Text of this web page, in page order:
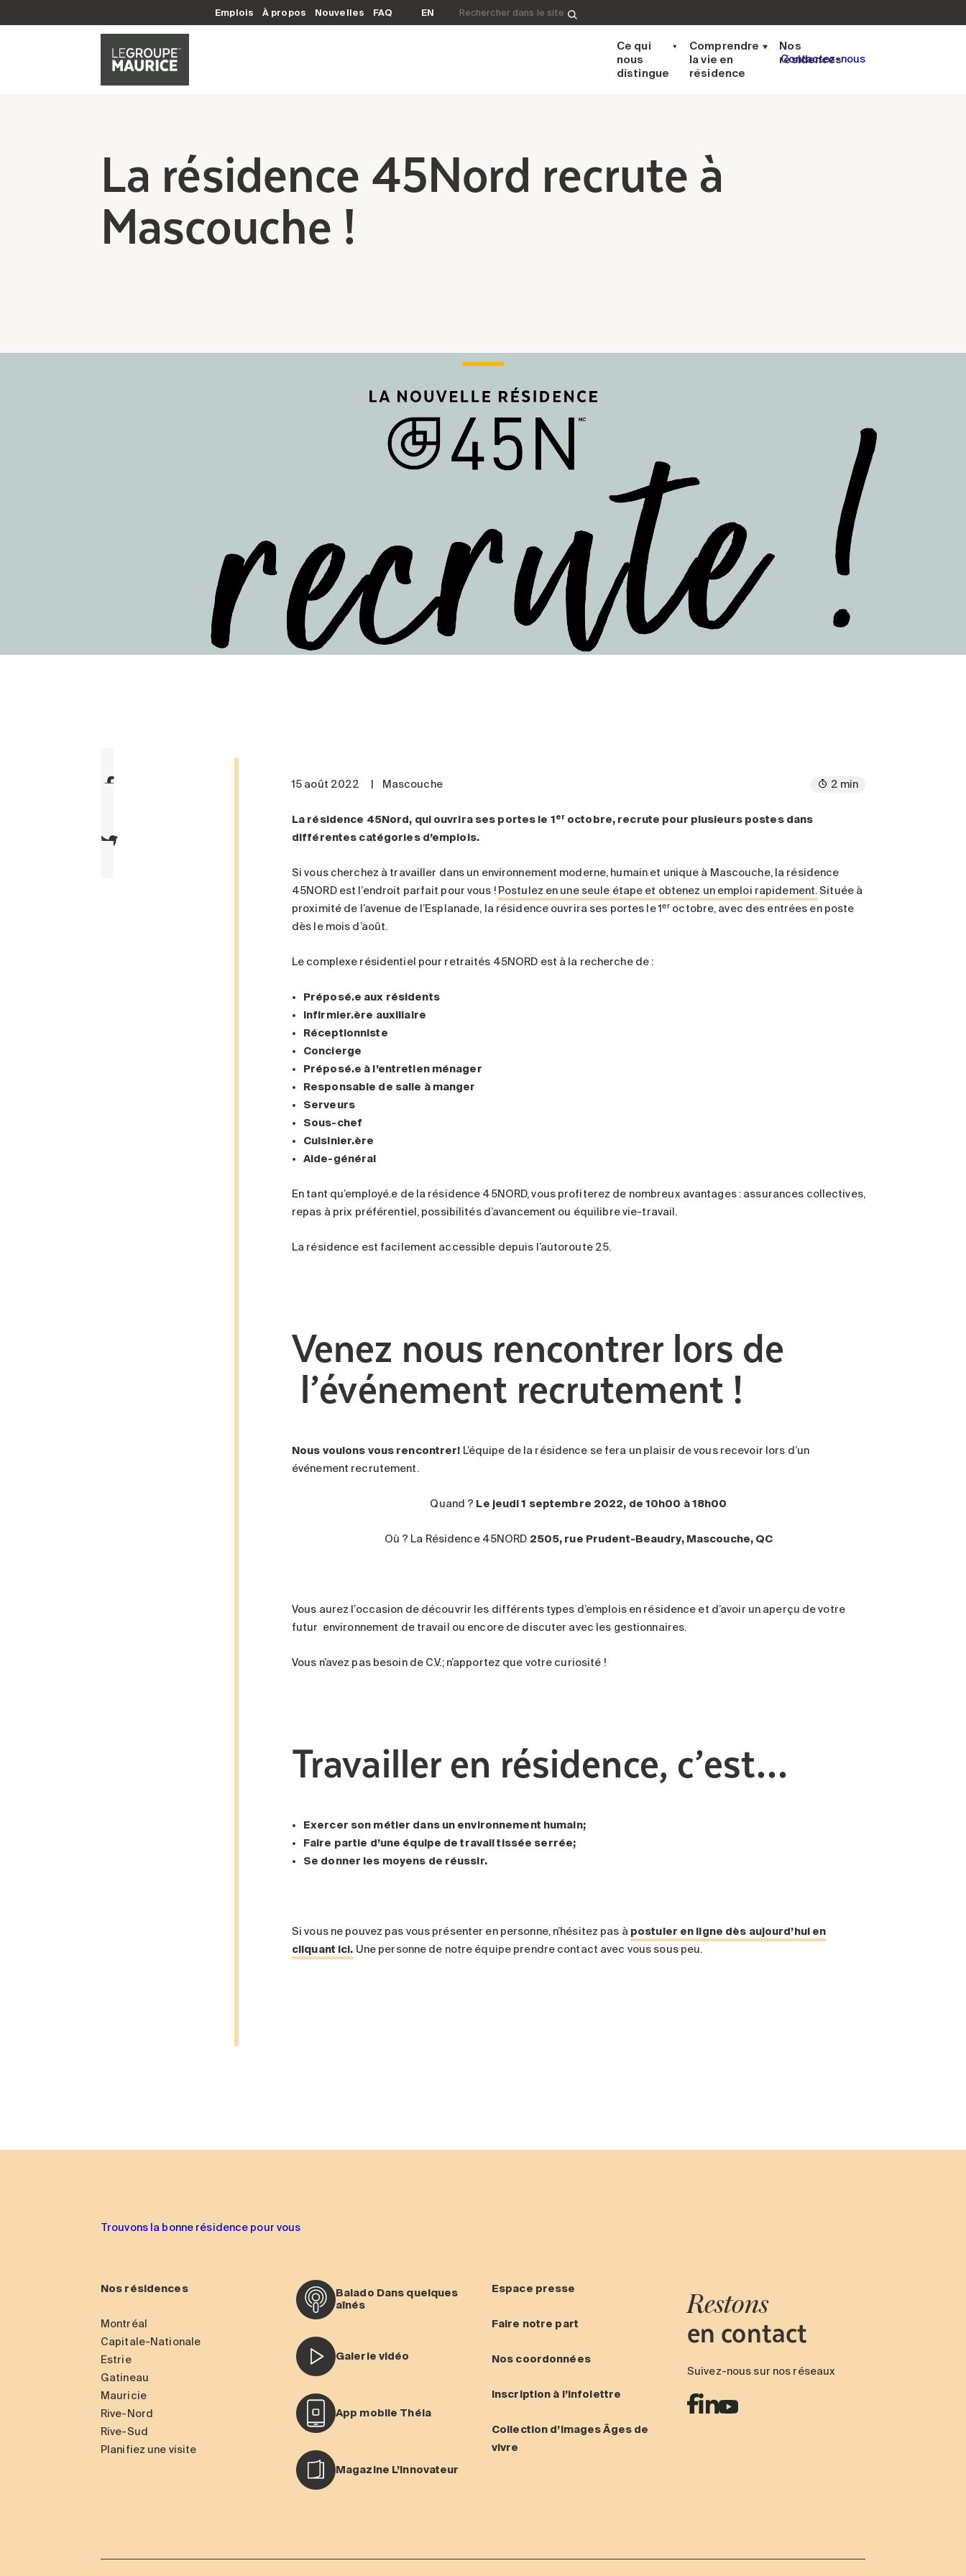
Emplois À propos Nouvelles FAQ EN Rechercher&nbsp;:
Ce qui
nous
distingue
Comprendre
la vie en
résidence
Nos
résidences
Contactez-nous
La résidence 45Nord recrute à
Mascouche !
15 août 2022 Mascouche 2 min
La résidence 45Nord, qui ouvrira ses portes le 1er octobre, recrute pour plusieurs postes dans
différentes catégories d’emplois.
Si vous cherchez à travailler dans un environnement moderne, humain et unique à Mascouche, la résidence
45NORD est l’endroit parfait pour vous ! Postulez en une seule étape et obtenez un emploi rapidement.Située à
proximité de l’avenue de l’Esplanade, la résidence ouvrira ses portes le 1er octobre, avec des entrées en poste
dès le mois d’août.
Le complexe résidentiel pour retraités 45NORD est à la recherche de :
Préposé.e aux résidents
Infirmier.ère auxiliaire
Réceptionniste
Concierge
Préposé.e à l’entretien ménager
Responsable de salle à manger
Serveurs
Sous-chef
Cuisinier.ère
Aide-général
En tant qu’employé.e de la résidence 45NORD, vous profiterez de nombreux avantages : assurances collectives,
repas à prix préférentiel, possibilités d’avancement ou équilibre vie-travail.
La résidence est facilement accessible depuis l’autoroute 25.
Venez nous rencontrer lors de
l’événement recrutement !
Nous voulons vous rencontrer! L’équipe de la résidence se fera un plaisir de vous recevoir lors d’un
événement recrutement.
Quand ? Le jeudi 1 septembre 2022, de 10h00 à 18h00
Où ? La Résidence 45NORD 2505, rue Prudent-Beaudry, Mascouche, QC
Vous aurez l’occasion de découvrir les différents types d’emplois en résidence et d’avoir un aperçu de votre
futur environnement de travail ou encore de discuter avec les gestionnaires.
Vous n’avez pas besoin de C.V.; n’apportez que votre curiosité !
Travailler en résidence, c’est…
Exercer son métier dans un environnement humain;
Faire partie d’une équipe de travail tissée serrée;
Se donner les moyens de réussir.
Si vous ne pouvez pas vous présenter en personne, n’hésitez pas à postuler en ligne dès aujourd’hui en
cliquant ici. Une personne de notre équipe prendre contact avec vous sous peu.
Trouvons la bonne résidence pour vous
Nos résidences
Montréal
Capitale-Nationale
Estrie
Gatineau
Mauricie
Rive-Nord
Rive-Sud
Planifiez une visite
Balado Dans quelques
aînés
Galerie vidéo
App mobile Théia
Magazine L’Innovateur
Espace presse
Faire notre part
Nos coordonnées
Inscription à l’infolettre
Collection d’images Âges de
vivre
Restons
en contact
Suivez-nous sur nos réseaux